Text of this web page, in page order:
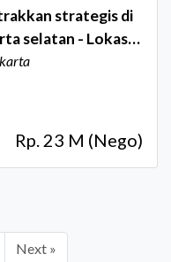
strategis di
selatan - Lokasi
tinggi
Rp. 23 M (Nego)
Next »